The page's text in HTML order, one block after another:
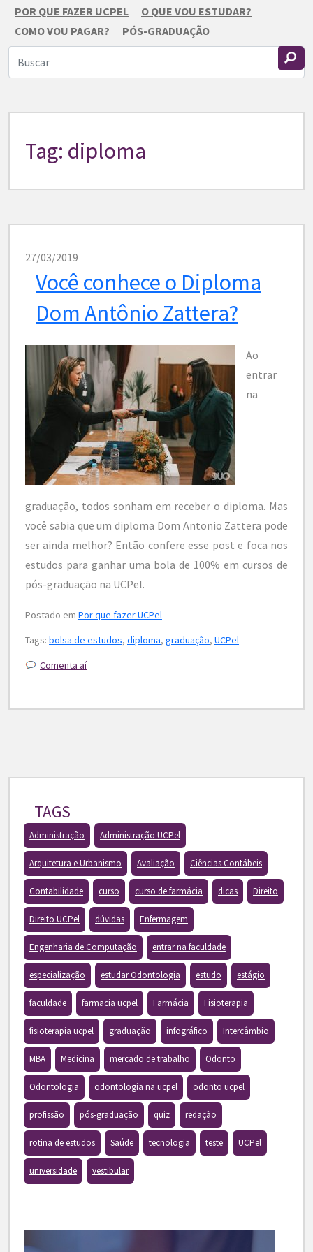
POR QUE FAZER UCPEL
O QUE VOU ESTUDAR?
COMO VOU PAGAR?
PÓS-GRADUAÇÃO
Tag: diploma
27/03/2019
Você conhece o Diploma
Dom Antônio Zattera?
Ao
entrar
na
graduação, todos sonham em receber o diploma. Mas
você sabia que um diploma Dom Antonio Zattera pode
ser ainda melhor? Então confere esse post e foca nos
estudos para ganhar uma bola de 100% em cursos de
pós-graduação na UCPel.
Postado em Por que fazer UCPel
Tags: bolsa de estudos, diploma, graduação, UCPel
Comenta aí
TAGS
Administração Administração UCPel
Arquitetura e Urbanismo Avaliação Ciências Contábeis
Contabilidade curso curso de farmácia dicas Direito
Direito UCPel dúvidas Enfermagem
Engenharia de Computação entrar na faculdade
especialização estudar Odontologia estudo estágio
faculdade farmacia ucpel Farmácia Fisioterapia
fisioterapia ucpel graduação infográfico Intercâmbio
MBA Medicina mercado de trabalho Odonto
Odontologia odontologia na ucpel odonto ucpel
profissão pós-graduação quiz redação
rotina de estudos Saúde tecnologia teste UCPel
universidade vestibular